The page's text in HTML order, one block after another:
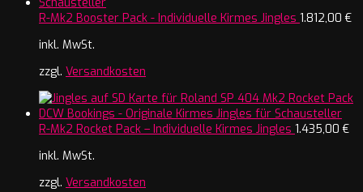
R-Mk2 Booster Pack - Individuelle Kirmes Jingles 1.812,00 €
inkl. MwSt.
zzgl. Versandkosten
R-Mk2 Rocket Pack – Individuelle Kirmes Jingles 1.435,00 €
inkl. MwSt.
zzgl. Versandkosten